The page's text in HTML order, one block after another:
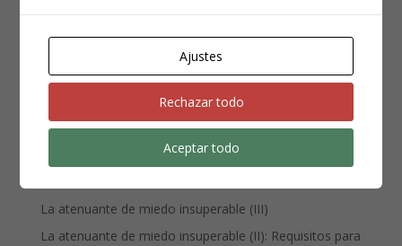
Uncategorized
Denuncia, querella y atestado policial: por qué no es lo
La atenuante de miedo insuperable (III)
La atenuante de miedo insuperable (II): Requisitos para
Ajustes
Rechazar todo
Aceptar todo